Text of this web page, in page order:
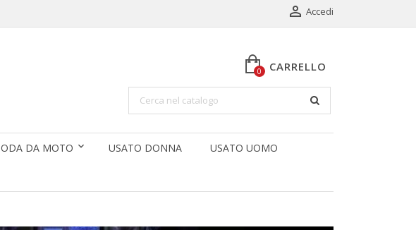
 Accedi
CARRELLO
0
DA MOTO USATO DONNA USATO UOMO